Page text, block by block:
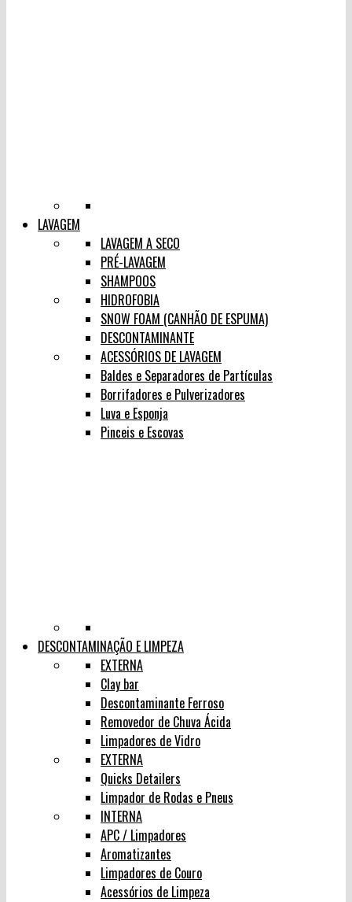
LAVAGEM
LAVAGEM A SECO
PRÉ-LAVAGEM
SHAMPOOS
HIDROFOBIA
SNOW FOAM (CANHÃO DE ESPUMA)
DESCONTAMINANTE
ACESSÓRIOS DE LAVAGEM
Baldes e Separadores de Partículas
Borrifadores e Pulverizadores
Luva e Esponja
Pinceis e Escovas
DESCONTAMINAÇÃO E LIMPEZA
EXTERNA
Clay bar
Descontaminante Ferroso
Removedor de Chuva Ácida
Limpadores de Vidro
EXTERNA
Quicks Detailers
Limpador de Rodas e Pneus
INTERNA
APC / Limpadores
Aromatizantes
Limpadores de Couro
Acessórios de Limpeza